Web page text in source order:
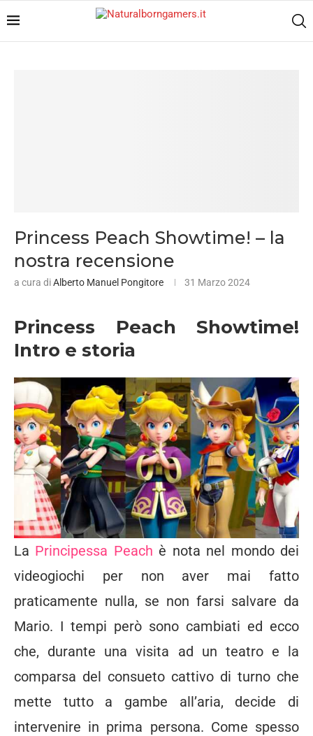
Princess Peach Showtime! – la
nostra recensione
a cura diAlberto Manuel Pongitore 31 Marzo 2024
Princess Peach Showtime!
Intro e storia
La Principessa Peach è nota nel mondo dei
videogiochi per non aver mai fatto
praticamente nulla, se non farsi salvare da
Mario. I tempi però sono cambiati ed ecco
che, durante una visita ad un teatro e la
comparsa del consueto cattivo di turno che
mette tutto a gambe all’aria, decide di
intervenire in prima persona. Come spesso